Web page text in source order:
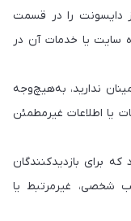
دایسونت را در قسمت
سایت یا خدمات آن در
ندارید، به‌هیچ‌وجه
یا اطلاعات غیرمطمئن
برای بازدیدکنندگان
شخصی، غیرمرتبط یا